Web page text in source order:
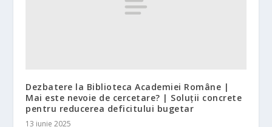
Dezbatere la Biblioteca Academiei Române |
Mai este nevoie de cercetare? | Soluții concrete
pentru reducerea deficitului bugetar
13 iunie 2025